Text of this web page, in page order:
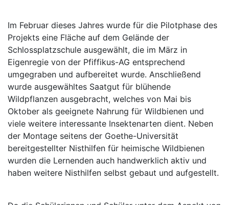
Im Februar dieses Jahres wurde für die Pilotphase des
Projekts eine Fläche auf dem Gelände der
Schlossplatzschule ausgewählt, die im März in
Eigenregie von der Pfiffikus-AG entsprechend
umgegraben und aufbereitet wurde. Anschließend
wurde ausgewähltes Saatgut für blühende
Wildpflanzen ausgebracht, welches von Mai bis
Oktober als geeignete Nahrung für Wildbienen und
viele weitere interessante Insektenarten dient. Neben
der Montage seitens der Goethe-Universität
bereitgestellter Nisthilfen für heimische Wildbienen
wurden die Lernenden auch handwerklich aktiv und
haben weitere Nisthilfen selbst gebaut und aufgestellt.